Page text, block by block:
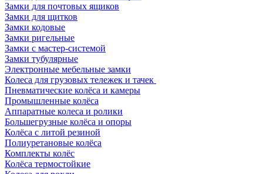
Замки для почтовых ящиков
Замки для щитков
Замки кодовые
Замки ригельные
Замки с мастер-системой
Замки тубулярные
Электронные мебельные замки
Колеса для грузовых тележек и тачек
Пневматические колёса и камеры
Промышленные колёса
Аппаратные колеса и ролики
Большегрузные колёса и опоры
Колёса с литой резиной
Полиуретановые колёса
Комплекты колёс
Колёса термостойкие